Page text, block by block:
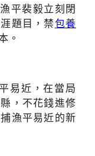
平裴毅立刻閉
題目，禁包養
。
易近，在當局
，不花錢進修
漁平易近的新